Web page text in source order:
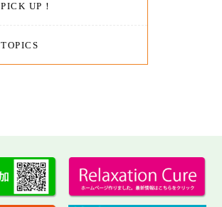
PICK UP！
TOPICS